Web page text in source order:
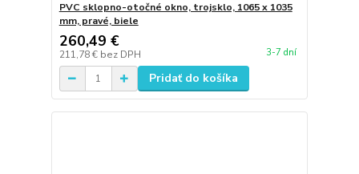
PVC sklopno-otočné okno, trojsklo, 1065 x 1035
mm, pravé, biele
260,49 €
211,78 € bez DPH 3-7 dní
Pridať do košíka